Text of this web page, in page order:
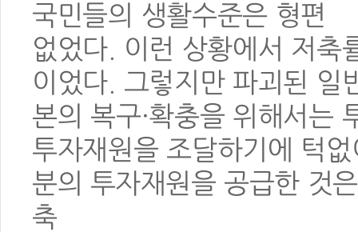
국민들의 생활수준은 형편
없었다. 이런 상황에서 저축
이었다. 그렇지만 파괴된 일
본의 복구·확충을 위해서는
투자재원을 조달하기에 턱
분의 투자재원을 공급한 것
축